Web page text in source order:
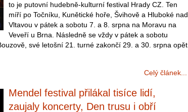
to je putovní hudebně-kulturní festival Hrady CZ. Ten
míří po Točníku, Kunětické hoře, Švihově a Hluboké nad
Vltavou v pátek a sobotu 7. a 8. srpna na Moravu na
Veveří u Brna. Následně se vždy v pátek a sobotu
své letošní 21. turné zakončí 29. a 30. srpna opět
Celý článek...
Mendel festival přilákal tisíce lidí,
zaujaly koncerty, Den trusu i obří